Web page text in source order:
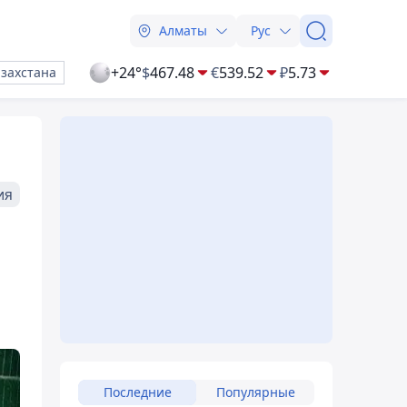
Алматы Рус
+24°$467.48 €539.52 ₽5.73
Последние Популярные